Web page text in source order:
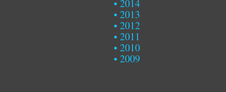
2014
2013
2012
2011
2010
2009